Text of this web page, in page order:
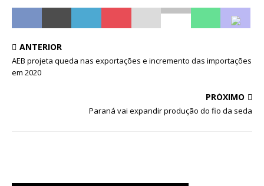
ANTERIOR
AEB projeta queda nas exportações e incremento das importações
em 2020
PRÓXIMO
Paraná vai expandir produção do fio da seda